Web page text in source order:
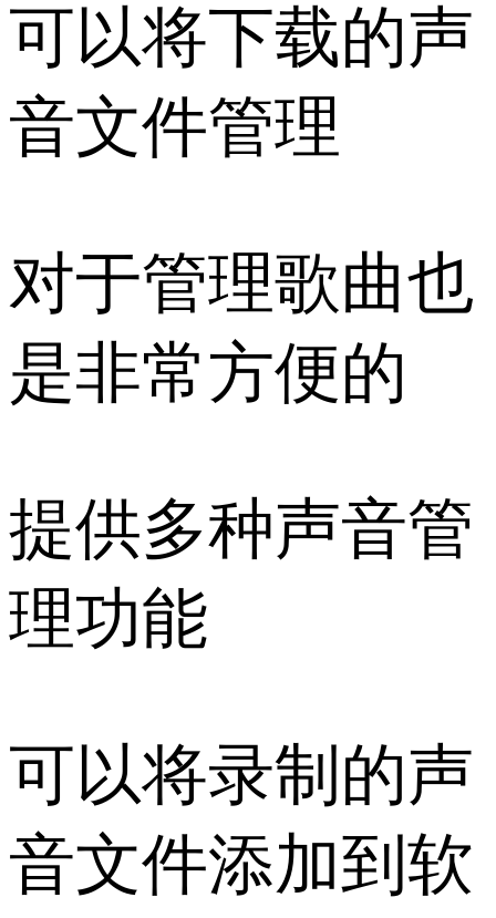
可以将下载的声
音文件管理
对于管理歌曲也
是非常方便的
提供多种声音管
理功能
可以将录制的声
音文件添加到软